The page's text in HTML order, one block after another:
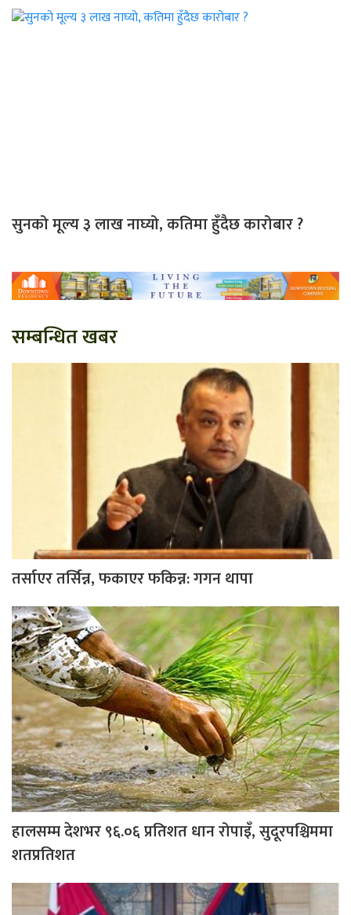
सुनको मूल्य ३ लाख नाघ्यो, कतिमा हुँदैछ कारोबार ?
सम्बन्धित खबर
तर्साएर तर्सिन्न, फकाएर फकिन्न: गगन थापा
हालसम्म देशभर ९६.०६ प्रतिशत धान रोपाइँ, सुदूरपश्चिममा
शतप्रतिशत